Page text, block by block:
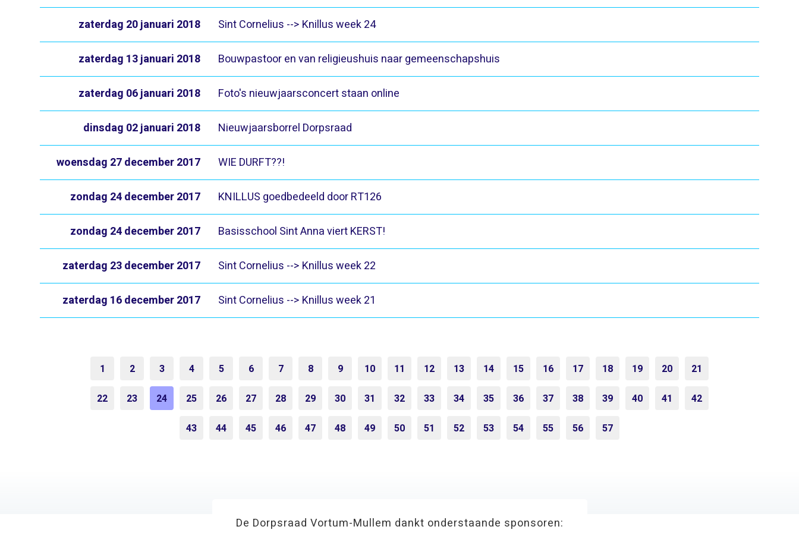
Sint Cornelius --> Knillus week 24
zaterdag 20 januari 2018
Bouwpastoor en van religieushuis naar gemeenschapshuis
zaterdag 13 januari 2018
Foto's nieuwjaarsconcert staan online
zaterdag 06 januari 2018
Nieuwjaarsborrel Dorpsraad
dinsdag 02 januari 2018
WIE DURFT??!
woensdag 27 december 2017
KNILLUS goedbedeeld door RT126
zondag 24 december 2017
Basisschool Sint Anna viert KERST!
zondag 24 december 2017
Sint Cornelius --> Knillus week 22
zaterdag 23 december 2017
Sint Cornelius --> Knillus week 21
zaterdag 16 december 2017
1 2 3 4 5 6 7 8 9 10 11 12 13 14 15 16 17 18 19 20 21
22 23 24 25 26 27 28 29 30 31 32 33 34 35 36 37 38 39 40 41 42
43 44 45 46 47 48 49 50 51 52 53 54 55 56 57
De Dorpsraad Vortum-Mullem dankt onderstaande sponsoren: